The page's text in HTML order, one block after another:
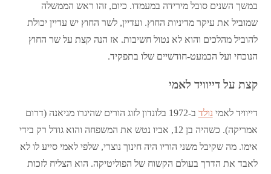
במשך השנים סובל מירידה במעמדו. כיום, זהו ראש הממשלה
שמוביל את עיקר מדיניות החוץ. ועדיין, לשר החוץ יש עדיין יכולת
להוביל מהלכים והוא לא נטול חשיבות. אז הנה קצת על שר החוץ
הנוכחי ועל הכמעט-חודשיים שלו בתפקיד.
קצת על דייוויד לאמי
דייוויד לאמי נולד
ב-1972 בלונדון לזוג הורים שהיגרו מגיאנה (דרום
אמריקה). כשהיה בן 12, אביו נטש את המשפחה והוא גודל רק בידי
אימו. מה שקיבל משני הוריו היה חינוך נוצרי, שלפי לאמי סייע לו לא
לאבד את הדרך בעולם הקשוח של הפוליטיקה. הוא הצליח לזכות